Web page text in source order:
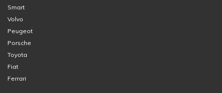
Smart
Volvo
Peugeot
Porsche
Toyota
Fiat
Ferrari